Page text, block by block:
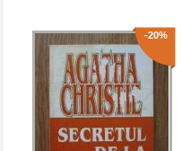
-20%